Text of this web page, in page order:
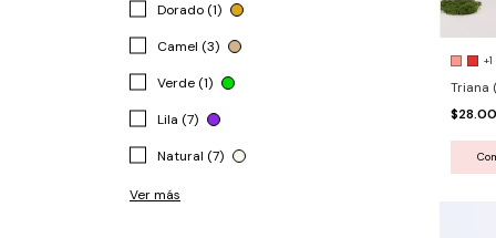
Dorado (1)
Camel (3)
Verde (1)
Lila (7)
Natural (7)
Ver más
+1
Triana